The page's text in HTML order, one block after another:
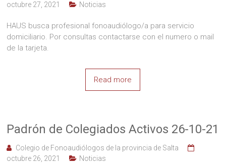
octubre 27, 2021
Noticias
HAUS busca profesional fonoaudiólogo/a para servicio
domiciliario. Por consultas contactarse con el numero o mail
de la tarjeta.
Read more
Padrón de Colegiados Activos 26-10-21
Colegio de Fonoaudiólogos de la provincia de Salta
octubre 26, 2021
Noticias